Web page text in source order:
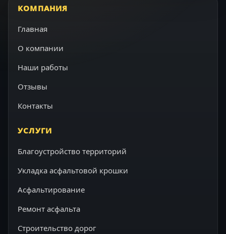
КОМПАНИЯ
Главная
О компании
Наши работы
Отзывы
Контакты
УСЛУГИ
Благоустройство территорий
Укладка асфальтовой крошки
Асфальтирование
Ремонт асфальта
Строительство дорог